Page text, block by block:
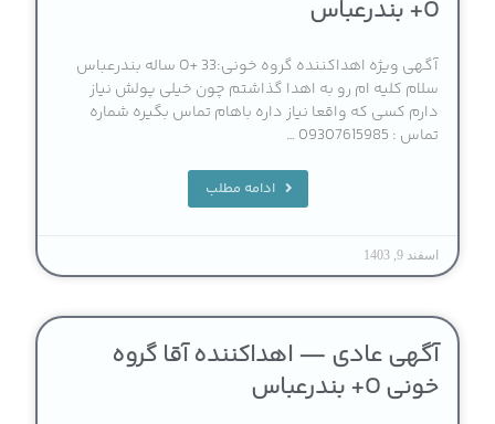
O+ بندرعباس
آگهی ویژه اهداکننده گروه خونی:O+ 33 ساله بندرعباس
سلام کلیه ام رو به اهدا گذاشتم چون خیلی پولش نیاز
دارم کسی که واقعا نیاز داره باهام تماس بگیره شماره
تماس : 09307615985 …
ادامه مطلب
اسفند 9, 1403
آگهی عادی — اهداکننده آقا گروه
خونی O+ بندرعباس